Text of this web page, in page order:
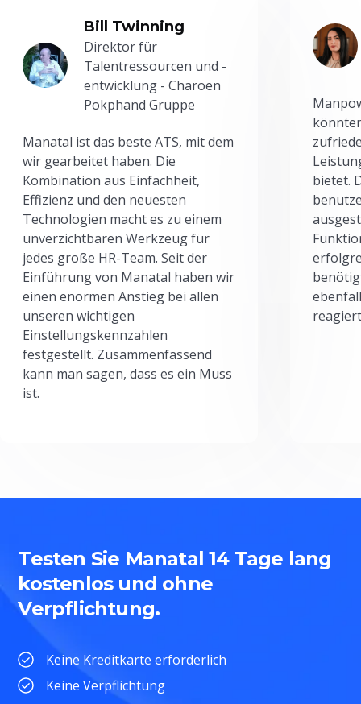
Bill Twinning
Direktor für
Talentressourcen und -
entwicklung - Charoen
Pokphand Gruppe
Manatal ist das beste ATS, mit dem
wir gearbeitet haben. Die
Kombination aus Einfachheit,
Effizienz und den neuesten
Technologien macht es zu einem
unverzichtbaren Werkzeug für
jedes große HR-Team. Seit der
Einführung von Manatal haben wir
einen enormen Anstieg bei allen
unseren wichtigen
Einstellungskennzahlen
festgestellt. Zusammenfassend
kann man sagen, dass es ein Muss
ist.
bietet.
Testen Sie Manatal 14 Tage lang
kostenlos und ohne
Verpflichtung.
Keine Kreditkarte erforderlich
Keine Verpflichtung